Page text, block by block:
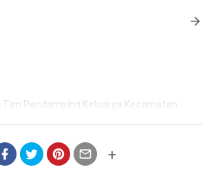
Pendamping Keluarga Kecamatan
Barat adalah Aplikasi Pendataan dan
terkait penerimaan Makanan Bergizi
Berencana dan Kesertaan Alat
+